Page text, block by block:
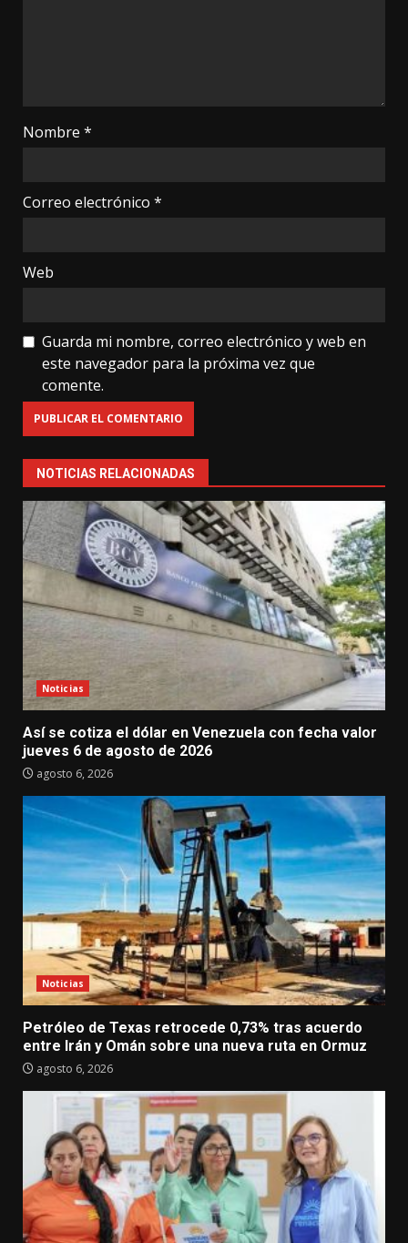
Nombre *
Correo electrónico *
Web
Guarda mi nombre, correo electrónico y web en
este navegador para la próxima vez que
comente.
NOTICIAS RELACIONADAS
Noticias
Así se cotiza el dólar en Venezuela con fecha valor
jueves 6 de agosto de 2026
agosto 6, 2026
Noticias
Petróleo de Texas retrocede 0,73% tras acuerdo
entre Irán y Omán sobre una nueva ruta en Ormuz
agosto 6, 2026